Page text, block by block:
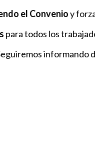
el Convenioy
para todos los
informando